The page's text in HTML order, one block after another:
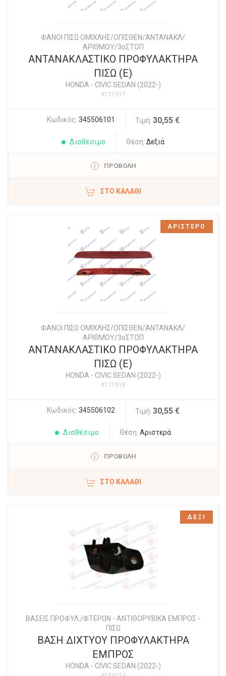
ΦΑΝΟΙ ΠΙΣΩ ΟΜΙΧΛΗΣ/ΟΠΙΣΘΕΝ/ΑΝΤΑΝΑΚΛ/
ΑΡΙΘΜΟΥ/3οΣΤΟΠ
ΑΝΤΑΝΑΚΛΑΣΤΙΚΟ ΠΡΟΦΥΛΑΚΤΗΡΑ
ΠΙΣΩ (E)
HONDA- CIVIC SEDAN (2022-)
#121517
Κωδικός: 345506101 Τιμή: 30,55 €
Διαθέσιμο Θέση: Δεξιά
ΠΡΟΒΟΛΗ
ΣΤΟ ΚΑΛΆΘΙ
ΦΑΝΟΙ ΠΙΣΩ ΟΜΙΧΛΗΣ/ΟΠΙΣΘΕΝ/ΑΝΤΑΝΑΚΛ/
ΑΡΙΘΜΟΥ/3οΣΤΟΠ
ΑΝΤΑΝΑΚΛΑΣΤΙΚΟ ΠΡΟΦΥΛΑΚΤΗΡΑ
ΠΙΣΩ (E)
HONDA- CIVIC SEDAN (2022-)
#121518
Κωδικός: 345506102 Τιμή: 30,55 €
Διαθέσιμο Θέση: Αριστερά
ΠΡΟΒΟΛΗ
ΣΤΟ ΚΑΛΆΘΙ
ΑΡΙΣΤΕΡΟ
ΒΑΣΕΙΣ ΠΡΟΦΥΛ./ΦΤΕΡΩΝ - ΑΝΤΙΘΟΡΥΒΙΚΑ ΕΜΠΡΟΣ -
ΠΙΣΩ
ΒΑΣΗ ΔΙΧΤYΟΥ ΠΡΟΦΥΛΑΚΤΗΡΑ
ΕΜΠΡΟΣ
HONDA- CIVIC SEDAN (2022-)
ΔΕΞΙ